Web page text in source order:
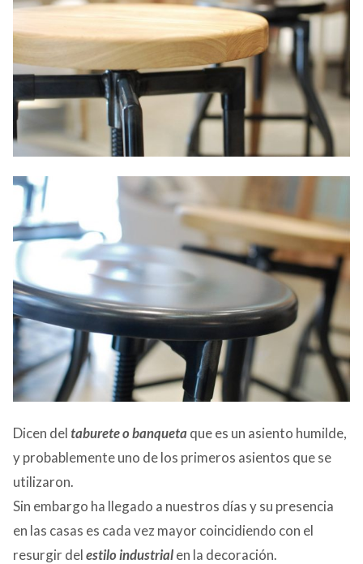
Dicen deltaburete o banqueta que es un asiento humilde,
y probablemente uno de los primeros asientos que se
utilizaron.
Sin embargo ha llegado a nuestros días y su presencia
en las casas es cada vez mayor coincidiendo con el
resurgir delestiloindustrialen la decoración.